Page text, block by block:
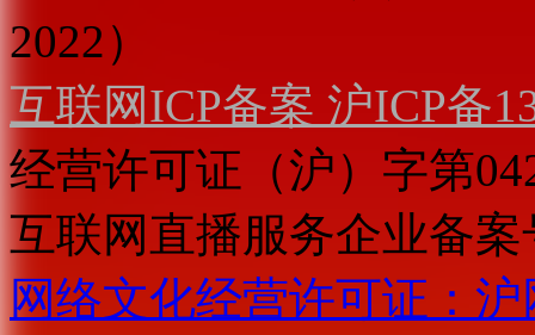
2022）
互联网ICP备案 沪ICP备
经营许可证（沪）字第
互联网直播服务企业备案
网络文化经营许可证：